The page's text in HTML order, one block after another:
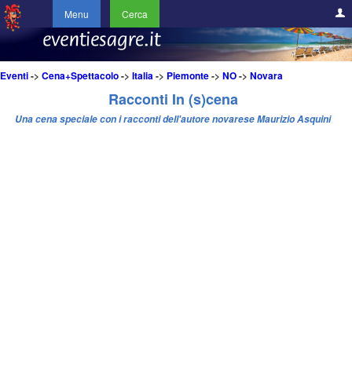
Menu Cerca
Eventi-> Cena+Spettacolo-> Italia-> Piemonte-> NO-> Novara
Racconti In (s)cena
Una cena speciale con i racconti dell'autore novarese Maurizio Asquini